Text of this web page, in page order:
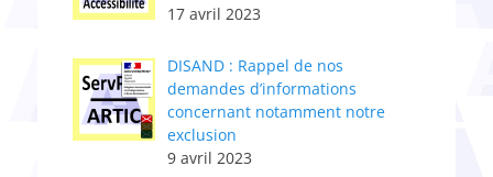
17 avril 2023
DISAND : Rappel de nos
demandes d’informations
concernant notamment notre
exclusion
9 avril 2023